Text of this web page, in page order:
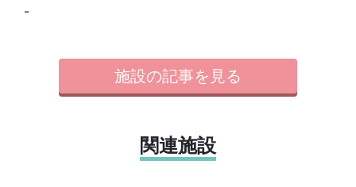
-
施設の記事を見る
関連施設